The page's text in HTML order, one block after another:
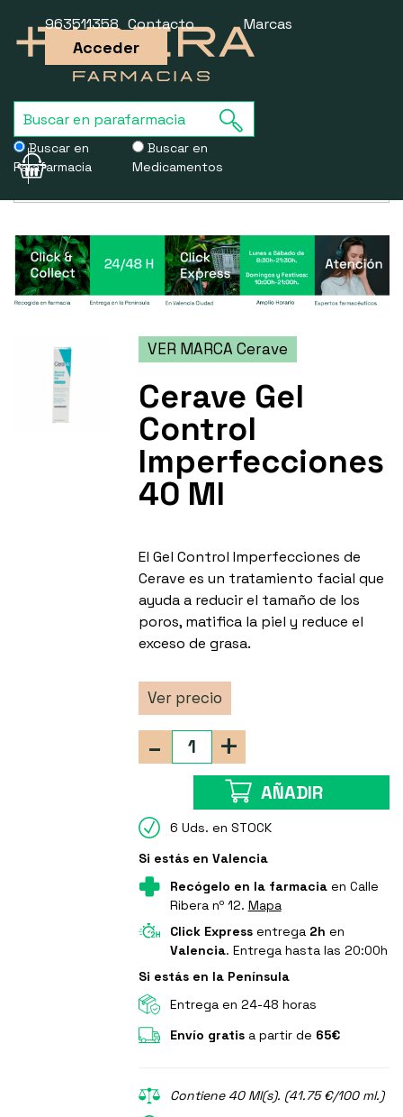
Buscar en
Parafarmacia
Buscar en
Medicamentos
963511358 Contacto Marcas
Acceder
Usamos cookies para mejorar la experiencia de la web. Si sigues
VER MARCA Cerave
Cerave Gel
Control
Imperfecciones
40 Ml
El Gel Control Imperfecciones de
Cerave es un tratamiento facial que
ayuda a reducir el tamaño de los
poros, matifica la piel y reduce el
exceso de grasa.
Ver precio
+
-
AÑADIR
6 Uds. en STOCK
Si estás en Valencia
Recógelo en la farmaciaen Calle
Ribera nº 12. Mapa
Click Expressentrega 2h en
Valencia. Entrega hasta las 20:00h
Si estás en la Península
Entrega en 24-48 horas
Envío gratisa partir de 65€
Contiene 40 Ml(s). (41.75 €/100 ml.)